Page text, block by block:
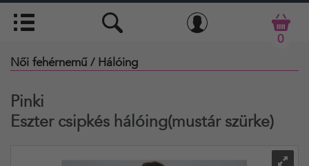
0
Női fehérnemű / Hálóing
Pinki
Eszter csipkés hálóing(mustár szürke)